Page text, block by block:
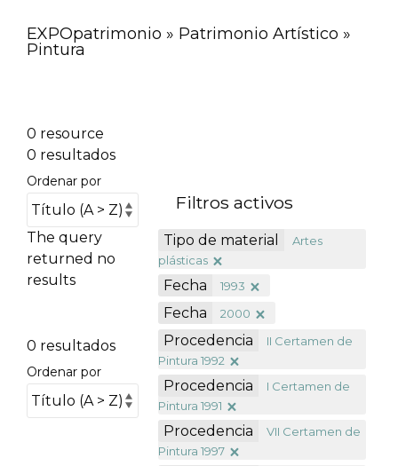
EXPOpatrimonio » Patrimonio Artístico »
Pintura
0 resource
0 resultados
Ordenar por
The query
returned no
results
0 resultados
Ordenar por
Filtros activos
Tipo de material
Artes
plásticas
Fecha 1993
Fecha 2000
Procedencia
II Certamen de
Pintura 1992
Procedencia
I Certamen de
Pintura 1991
Procedencia
VII Certamen de
Pintura 1997